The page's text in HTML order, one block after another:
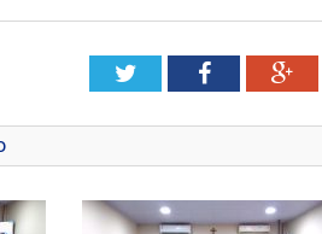
TwitterFacebook